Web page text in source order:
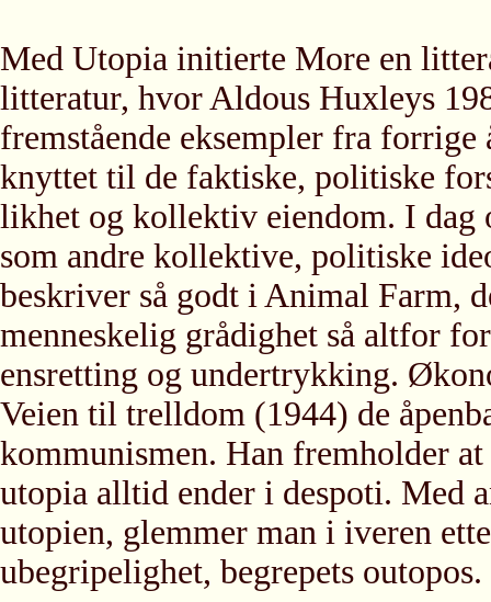
Med Utopia initierte More en
litteratur, hvor Aldous Huxleys
fremstående eksempler fra
knyttet til de faktiske, politiske
likhet og kollektiv eiendom. I dag
som andre kollektive, politiske
beskriver så godt i Animal Farm,
menneskelig grådighet så altfor
ensretting og undertrykking.
Veien til trelldom (1944) de
kommunismen. Han fremholder
utopia alltid ender i despoti. Med
utopien, glemmer man i iveren
ubegripelighet, begrepets outopos.